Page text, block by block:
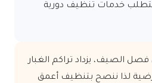
تتطلب خدمات تنظيف دورية
الصيف، يزداد تراكم الغبار
لذا ننصح بتنظيف أعمق